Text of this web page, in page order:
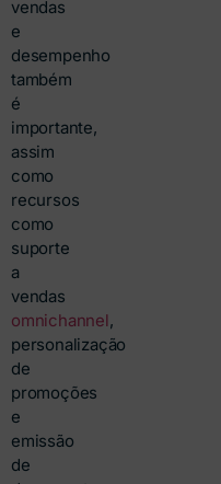
vendas
e
desempenho
também
é
importante,
assim
como
recursos
como
suporte
a
vendas
omnichannel,
personalização
de
promoções
e
emissão
de